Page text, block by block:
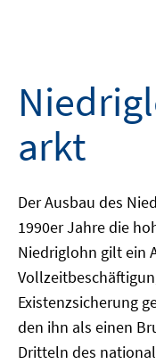
arkt
Der Ausbau des
1990er Jahre die
Niedriglohn gilt ein
Existenzsicherung
den ihn als einen
Dritteln des